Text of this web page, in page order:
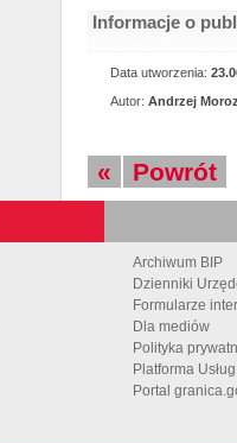
Informacje o
Data utworzenia:
Autor: Andrzej
« Powrót
Archiwum BIP
Dzienniki
Formularze
Dla mediów
Polityka
Platforma
Portal